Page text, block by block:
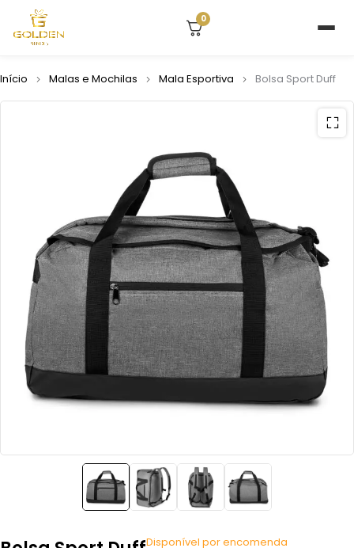
0
Início Malas e Mochilas Mala Esportiva Bolsa Sport Duff
Disponível por encomenda